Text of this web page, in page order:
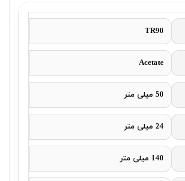
TR90
Acetate
50 میلی متر
24 میلی متر
140 میلی متر